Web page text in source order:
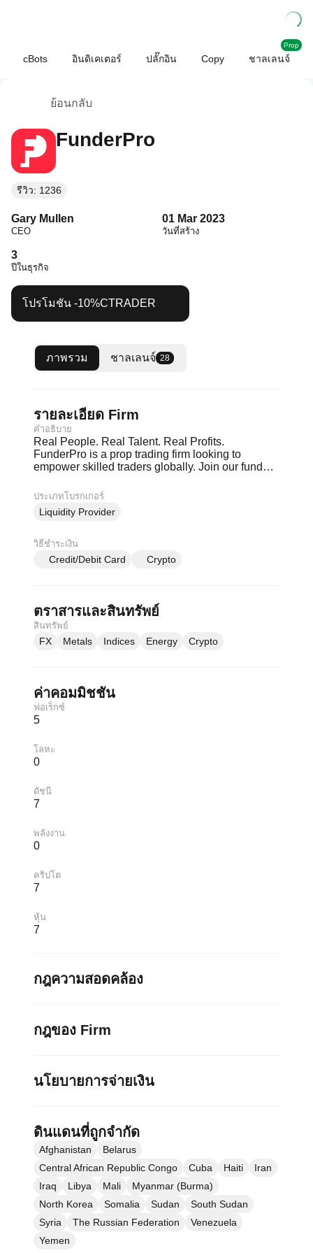
cBots อินดิเคเตอร์ ปลั๊กอิน Copy ชาลเลนจ์
Prop
ย้อนกลับ
FunderPro
รีวิว: 1236
Gary Mullen
CEO
01 Mar 2023
วันที่สร้าง
3
ปีในธุรกิจ
โปรโมชัน -10%CTRADER
ภาพรวม ชาลเลนจ์ 28
รายละเอียด Firm
คำอธิบาย
Real People. Real Talent. Real Profits.
FunderPro is a prop trading firm looking to
empower skilled traders globally. Join our funded
FunderPro's mission can be achieved only if we
drawdowns, No time limits, Rewards paid fast
ประเภทโบรกเกอร์
Liquidity Provider
วิธีชำระเงิน
Credit/Debit Card Crypto
ตราสารและสินทรัพย์
สินทรัพย์
FX Metals Indices Energy Crypto
ค่าคอมมิชชัน
ฟอเร็กซ์
5
โลหะ
0
ดัชนี
7
พลังงาน
0
คริปโต
7
หุ้น
7
กฎความสอดคล้อง
กฎของ Firm
นโยบายการจ่ายเงิน
ดินแดนที่ถูกจำกัด
Afghanistan
Belarus
Central African Republic Congo
Cuba Haiti
Iran
Iraq
Libya Mali
Myanmar (Burma)
North Korea
Somalia Sudan
South Sudan
Syria
The Russian Federation
Venezuela
Yemen